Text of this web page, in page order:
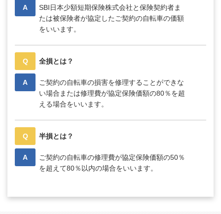
A
SBI日本少額短期保険株式会社と保険契約者ま
たは被保険者が協定したご契約の自転車の価額
をいいます。
Q 全損とは？
A
ご契約の自転車の損害を修理することができな
い場合または修理費が協定保険価額の80％を超
える場合をいいます。
Q 半損とは？
A
ご契約の自転車の修理費が協定保険価額の50％
を超えて80％以内の場合をいいます。